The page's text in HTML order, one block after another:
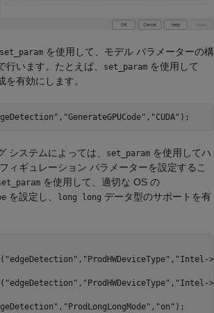
set_param を使用して、モデル パラメーターの構
行います。たとえば、
set_param を使用して
を有効にします。
, "GenerateGPUCode" , "CUDA"
システムによっては、 set_param を使用してハ
ィギュレーション パラメーターを設定するこ
を使用して、適切な OS の
を設定し、 long long データ型のサポートを有
"edgeDetection" , "ProdHWDeviceType" , "Intel-
"edgeDetection" , "ProdHWDeviceType" , "Intel-
, "ProdLongLongMode" , "on"